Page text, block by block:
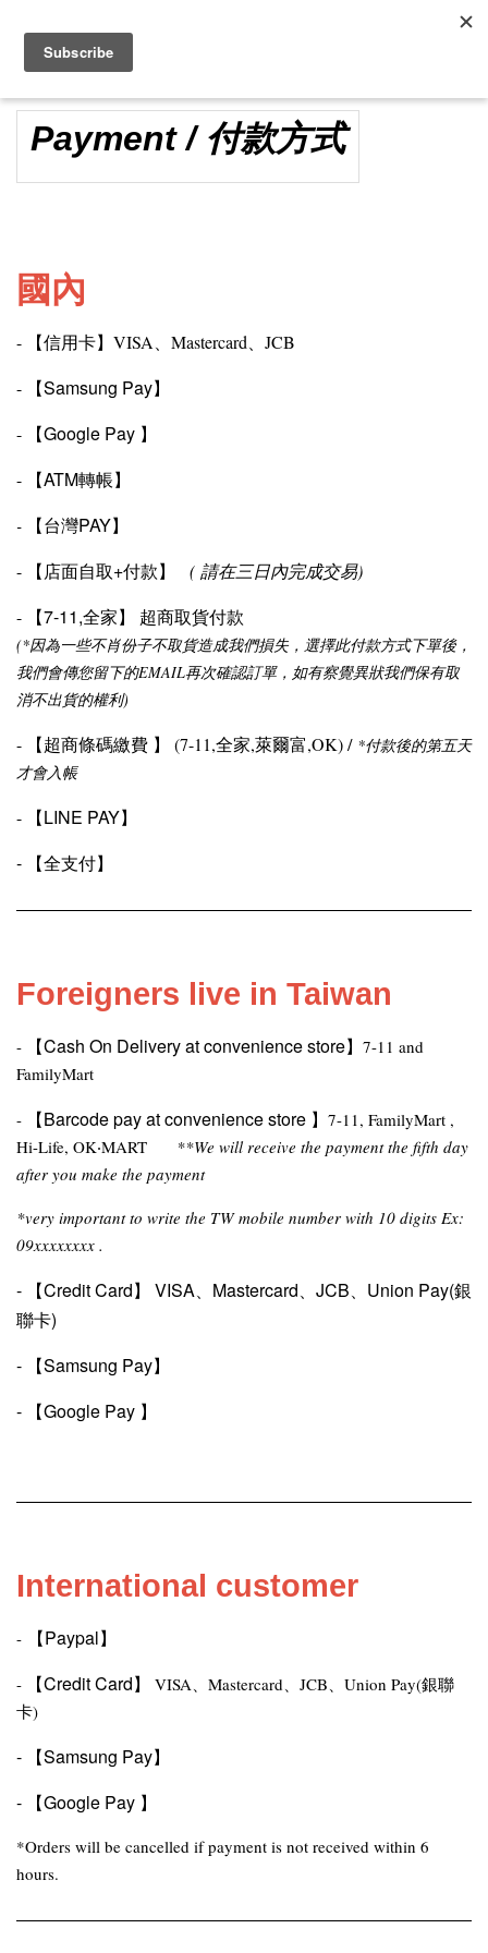
Payment / 付款方式
國內
- 【信用卡】VISA、Mastercard、JCB
-
【Samsung Pay】
- 【Google Pay 】
- 【ATM轉帳】
- 【台灣PAY】
- 【店面自取+付款】 ( 請在三日內完成交易)
-
【7-11,全家】 超商取貨付款
(*因為一些不肖份子不取貨造成我們損失，選擇此付款方式下單後，
我們會傳您留下的EMAIL再次確認訂單，如有察覺異狀我們保有取
消不出貨的權利)
- 【超商條碼繳費 】 (7-11,全家,萊爾富,OK) / *付款後的第五天
才會入帳
- 【LINE PAY】
-
【全支付】
Foreigners live in Taiwan
- 【Cash On Delivery at convenience store】 7-11 and
FamilyMart
- 【Barcode pay at convenience store 】 7-11, FamilyMart ,
Hi-Life, OK‧MART **We will receive the payment the fifth day
after you make the payment
*very important to write the TW mobile number with 10 digits Ex:
09xxxxxxxx .
- 【Credit Card】
VISA、Mastercard、JCB、Union Pay(銀
聯卡)
-
【Samsung Pay】
-
【Google Pay 】
International customer
- 【Paypal】
- 【Credit Card】
VISA、Mastercard、JCB、Union Pay(銀聯
卡)
- 【Samsung Pay】
-
【Google Pay 】
*Orders will be cancelled if payment is not received within 6
hours.